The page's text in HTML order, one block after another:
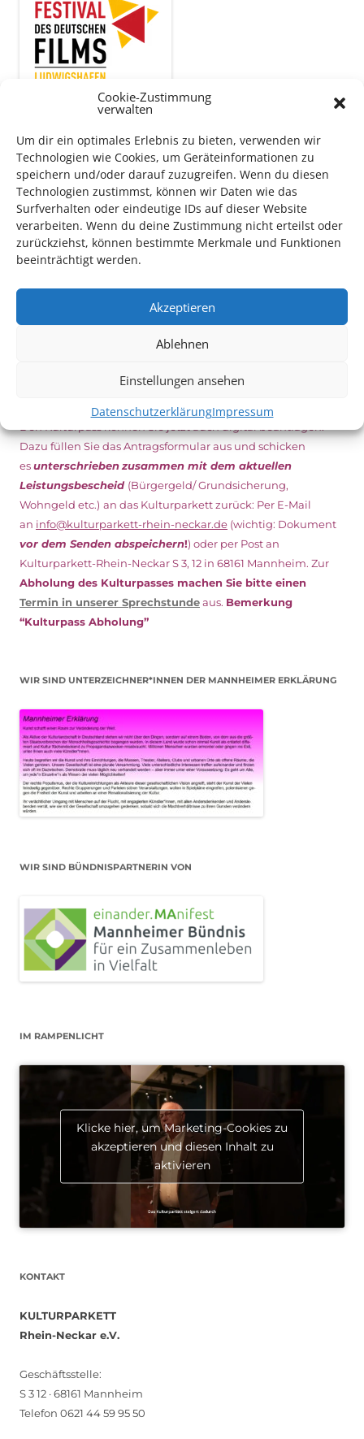
Cookie-Zustimmung
verwalten
Um dir ein optimales Erlebnis zu bieten, verwenden wir
Technologien wie Cookies, um Geräteinformationen zu
speichern und/oder darauf zuzugreifen. Wenn du diesen
Technologien zustimmst, können wir Daten wie das
Surfverhalten oder eindeutige IDs auf dieser Website
verarbeiten. Wenn du deine Zustimmung nicht erteilst oder
zurückziehst, können bestimmte Merkmale und Funktionen
beeinträchtigt werden.
Akzeptieren
Ablehnen
Einstellungen ansehen
DatenschutzerklärungImpressum
Auch dieses Jahr findet wieder dasFestival des deutschen
Filmsin Ludwigshafen statt.
Vom 19. August bist zum 9. Septemberhaben Kulturpass-
Inhaber*innen freien Eintrittzu den Vorstellungen – 30
Minuten vor Beginn des Films und solange der Vorrat reicht!
Weitere Details zum Festival finden SieHIER
DIGITAL KULTURPASS BEANTRAGEN
NEU: DOWNLOAD UND DIGITAL BEANTRAGEN!
Dazu füllen Sie das Antragsformular aus und schicken
esunterschriebenzusammen mit dem aktuellen
Leistungsbescheid (Bürgergeld/ Grundsicherung,
Wohngeld etc.) an das Kulturparkett zurück: Per E-Mail
an info@kulturparkett-rhein-neckar.de (wichtig: Dokument
vor dem Senden abspeichern!) oder per Post an
Kulturparkett-Rhein-Neckar S 3, 12 in 68161 Mannheim. Zur
Abholung des Kulturpasses machen Sie bitte einen
Termin in unserer Sprechstundeaus. Bemerkung
“Kulturpass Abholung”
WIR SIND UNTERZEICHNER*INNEN DER MANNHEIMER ERKLÄRUNG
WIR SIND BÜNDNISPARTNERIN VON
IM RAMPENLICHT
Klicke hier, um Marketing-Cookies zu
akzeptieren und diesen Inhalt zu
aktivieren
KONTAKT
KULTURPARKETT
Rhein-Neckar e.V.
Geschäftsstelle:
S 3 12 · 68161 Mannheim
Telefon 0621 44 59 95 50